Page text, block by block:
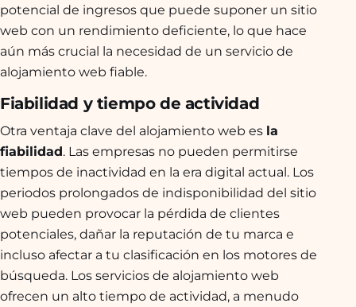
potencial de ingresos que puede suponer un sitio
web con un rendimiento deficiente, lo que hace
aún más crucial la necesidad de un servicio de
alojamiento web fiable.
Fiabilidad y tiempo de actividad
Otra ventaja clave del alojamiento web es la
fiabilidad. Las empresas no pueden permitirse
tiempos de inactividad en la era digital actual. Los
periodos prolongados de indisponibilidad del sitio
web pueden provocar la pérdida de clientes
potenciales, dañar la reputación de tu marca e
incluso afectar a tu clasificación en los motores de
búsqueda. Los servicios de alojamiento web
ofrecen un alto tiempo de actividad, a menudo